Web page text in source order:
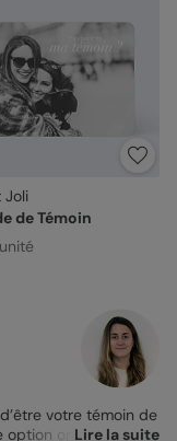
Joli
de Témoin
votre témoin de
option originaleLire la suite